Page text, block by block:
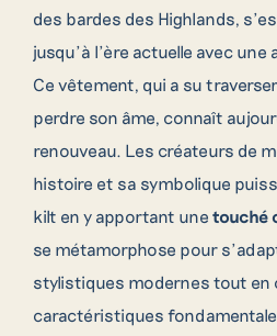
des bardes des Highlands,
jusqu’à l’ère actuelle avec une
Ce vêtement, qui a su
perdre son âme, connaît
renouveau. Les créateurs de
histoire et sa symbolique
kilt en y apportant une touché
se métamorphose pour
stylistiques modernes tout en
caractéristiques